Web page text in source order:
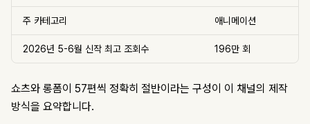
주 카테고리 애니메이션
2026년 5-6월 신작 최고 조회수 196만 회
쇼츠와 롱폼이 57편씩 정확히 절반이라는 구성이 이 채널의 제작
방식을 요약합니다.